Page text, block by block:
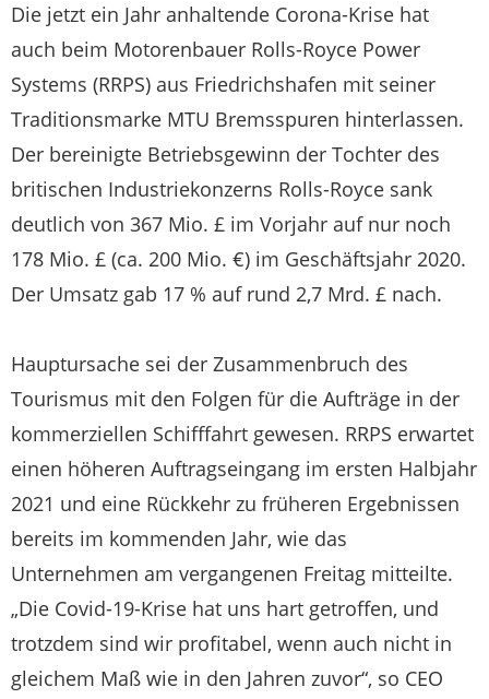
Die jetzt ein Jahr anhaltende Corona-Krise hat
auch beim Motorenbauer Rolls-Royce Power
Systems (RRPS) aus Friedrichshafen mit seiner
Traditionsmarke MTU Bremsspuren hinterlassen.
Der bereinigte Betriebsgewinn der Tochter des
britischen Industriekonzerns Rolls-Royce sank
deutlich von 367 Mio. £ im Vorjahr auf nur noch
178 Mio. £ (ca. 200 Mio. €) im Geschäftsjahr 2020.
Der Umsatz gab 17 % auf rund 2,7 Mrd. £ nach.
Hauptursache sei der Zusammenbruch des
Tourismus mit den Folgen für die Aufträge in der
kommerziellen Schifffahrt gewesen. RRPS erwartet
einen höheren Auftragseingang im ersten Halbjahr
2021 und eine Rückkehr zu früheren Ergebnissen
bereits im kommenden Jahr, wie das
Unternehmen am vergangenen Freitag mitteilte.
„Die Covid-19-Krise hat uns hart getroffen, und
trotzdem sind wir profitabel, wenn auch nicht in
gleichem Maß wie in den Jahren zuvor“, so CEO